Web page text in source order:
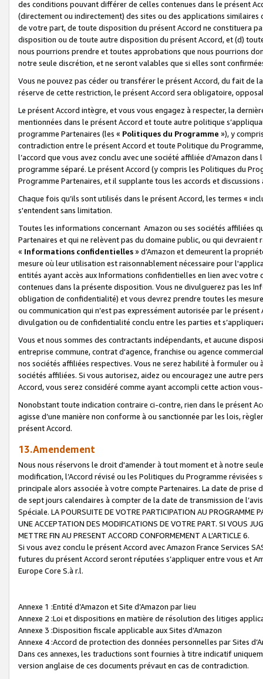
des conditions pouvant différer de celles contenues dans le présent
(directement ou indirectement) des sites ou des applications
de votre part, de toute disposition du présent Accord ne constituera
disposition ou de toute autre disposition du présent Accord, et (d)
nous pourrions prendre et toutes approbations que nous pourrions
notre seule discrétion, et ne seront valables que si elles sont
Vous ne pouvez pas céder ou transférer le présent Accord, du fait de
réserve de cette restriction, le présent Accord sera obligatoire,
Le présent Accord intègre, et vous vous engagez à respecter, la
mentionnées dans le présent Accord et toute autre politique
programme Partenaires (les « Politiques du Programme »), y
contradiction entre le présent Accord et toute Politique du
l’accord que vous avez conclu avec une société affiliée d’Amazon
programme séparé. Le présent Accord (y compris les Politiques du
Programme Partenaires, et il supplante tous les accords et discussions
Chaque fois qu’ils sont utilisés dans le présent Accord, les termes «
s'entendent sans limitation.
Toutes les informations concernant Amazon ou ses sociétés affiliées
Partenaires et qui ne relèvent pas du domaine public, ou qui
« Informations confidentielles» d’Amazon et demeurent la
mesure où leur utilisation est raisonnablement nécessaire pour
entités ayant accès aux Informations confidentielles en lien avec
contenues dans la présente disposition. Vous ne divulguerez pas les
obligation de confidentialité) et vous devrez prendre toutes les
ou communication qui n’est pas expressément autorisée par le
divulgation ou de confidentialité conclu entre les parties et
Vous et nous sommes des contractants indépendants, et aucune
entreprise commune, contrat d'agence, franchise ou agence
nos sociétés affiliées respectives. Vous ne serez habilité à formuler
sociétés affiliées. Si vous autorisez, aidez ou encouragez une autre
Accord, vous serez considéré comme ayant accompli cette action
Nonobstant toute indication contraire ci-contre, rien dans le présent
agisse d’une manière non conforme à ou sanctionnée par les lois,
présent Accord.
13.Amendement
Nous nous réservons le droit d'amender à tout moment et à notre
modification, l’Accord révisé ou les Politiques du Programme
principale alors associée à votre compte Partenaires. La date de
de sept jours calendaires à compter de la date de transmission de
Spéciale. LA POURSUITE DE VOTRE PARTICIPATION AU PROGRAMME
UNE ACCEPTATION DES MODIFICATIONS DE VOTRE PART. SI VOUS
METTRE FIN AU PRESENT ACCORD CONFORMEMENT A L’ARTICLE 6.
Si vous avez conclu le présent Accord avec Amazon France Services
futures du présent Accord seront réputées s’appliquer entre vous et
Europe Core S.à r.l.
Annexe 1 :Entité d’Amazon et Site d’Amazon par lieu
Annexe 2 :Loi et dispositions en matière de résolution des litiges
Annexe 3 :Disposition fiscale applicable aux Sites d’Amazon
Annexe 4 :Accord de protection des données personnelles par Sites
Dans ces annexes, les traductions sont fournies à titre indicatif
version anglaise de ces documents prévaut en cas de contradiction.